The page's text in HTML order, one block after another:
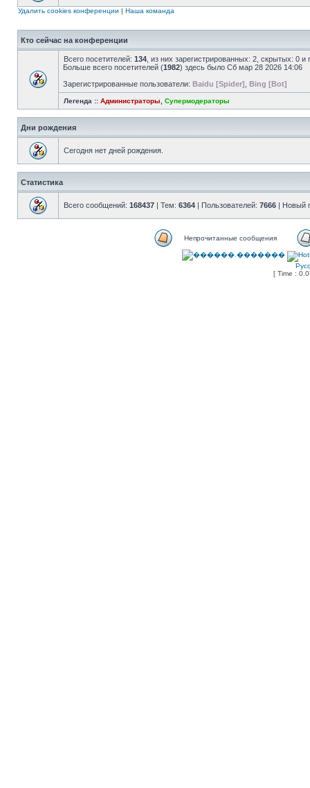
Удалить cookies конференции | Наша команда
Кто сейчас на конференции
Всего посетителей: 134 , из них зарегистрированных: 2, скрытых: 0
Больше всего посетителей (1982) здесь было Сб мар 28 2026 14:06
Зарегистрированные пользователи: Baidu [Spider] Bing [Bot]
Легенда :: Администраторы Супермодераторы
Дни рождения
Сегодня нет дней рождения.
Статистика
Всего сообщений: 168437 | Тем: 6364 | Пользователей: 7666 | Новый
Непрочитанные сообщения
[ Time :